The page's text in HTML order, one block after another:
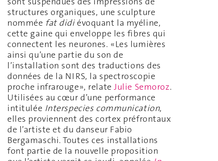
structures organiques, une sculpture
nommée fat didiévoquant la myéline,
cette gaine qui enveloppe les fibres qui
connectent les neurones. «Les lumières
ainsi qu’une partie du son de
l’installation sont des traductions des
données de la NIRS, la spectroscopie
proche infrarouge», relateJulie Semoroz.
Utilisées au cœur d’une performance
intitulée Interspecies communication,
elles proviennent des cortex préfrontaux
de l’artiste et du danseur Fabio
Bergamaschi. Toutes ces installations
font partie de la nouvelle proposition